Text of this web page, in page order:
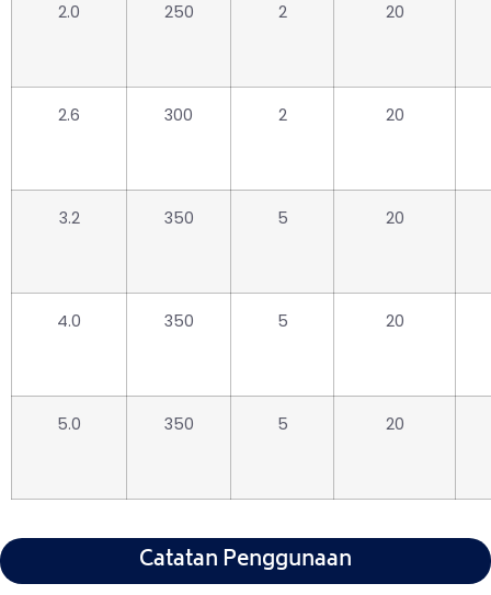
2.0 250 2 20
2.6 300 2 20
3.2 350 5 20
4.0 350 5 20
5.0 350 5 20
Catatan Penggunaan